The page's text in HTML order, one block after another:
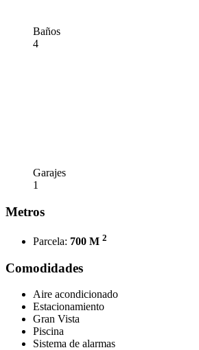
Baños
4
Garajes
1
Metros
Parcela: 700 M 2
Comodidades
Aire acondicionado
Estacionamiento
Gran Vista
Piscina
Sistema de alarmas